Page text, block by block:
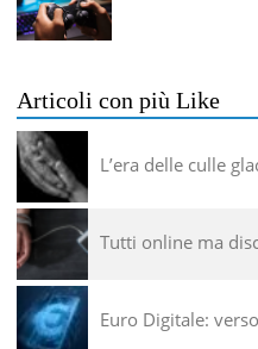
Articoli con più Like
L’era delle culle
Tutti online ma
Euro Digitale: